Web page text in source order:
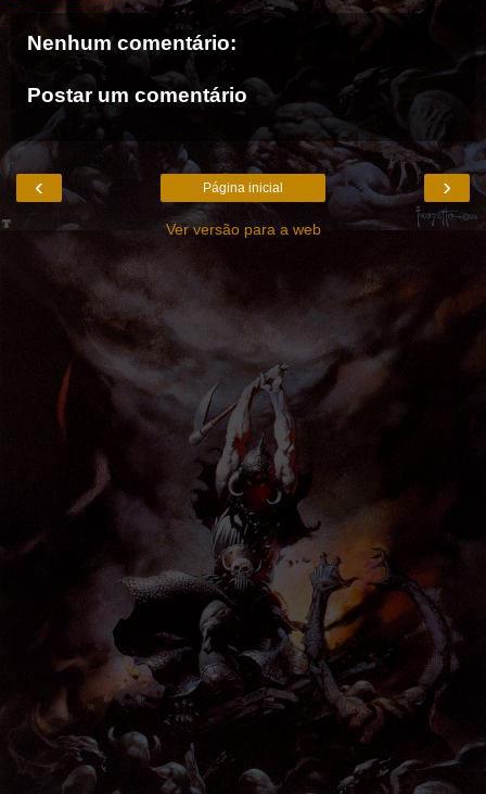
Nenhum comentário:
Postar um comentário
‹ ›
Página inicial
Ver versão para a web